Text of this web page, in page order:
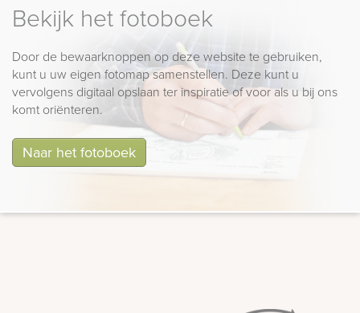
Bekijk het fotoboek
Door de bewaarknoppen op deze website te gebruiken,
kunt u uw eigen fotomap samenstellen. Deze kunt u
vervolgens digitaal opslaan ter inspiratie of voor als u bij ons
komt oriënteren.
Naar het fotoboek